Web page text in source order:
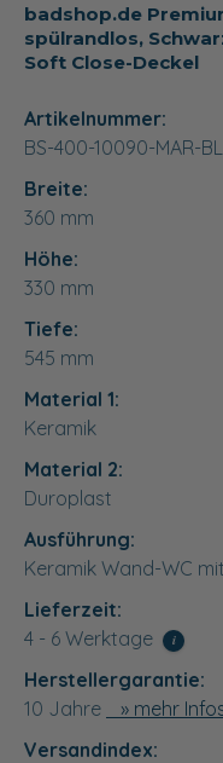
badshop.de
spülrandlos,
Soft Close-Deckel
Artikelnummer:
BS-400-10090-MAR-
Breite:
360 mm
Höhe:
330 mm
Tiefe:
545 mm
Material 1:
Keramik
Material 2:
Duroplast
Ausführung:
Keramik Wand-WC
Lieferzeit:
4 - 6 Werktage
i
Herstellergarantie:
10 Jahre
» mehr
Versandindex: